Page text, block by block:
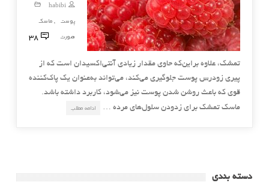
habibi
پوست
, ماسک
صورت
38
تمشک، علاوه براین‌که حاوی مقدار زیادی آنتی‌اکسیدان است که از
پیری زودرس پوست جلوگیری می‌کند، می‌تواند به‌عنوان یک پاک‌کننده
قوی که باعث روشن شدن پوست نیز می‌شود، کاربرد داشته باشد.
ماسک تمشک برای زدودن سلول‌های مرده …
ادامه مطلب
دسته بندی